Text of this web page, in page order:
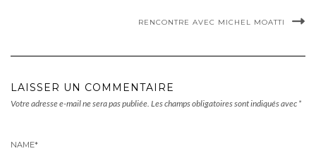
RENCONTRE AVEC MICHEL MOATTI
LAISSER UN COMMENTAIRE
Votre adresse e-mail ne sera pas publiée. Les champs obligatoires sont indiqués avec *
NAME*